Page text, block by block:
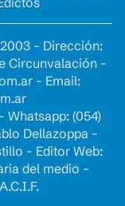
- Dirección:
Circunvalación -
- Email:
Whatsapp: (054)
Dellazoppa -
- Editor Web:
del medio -